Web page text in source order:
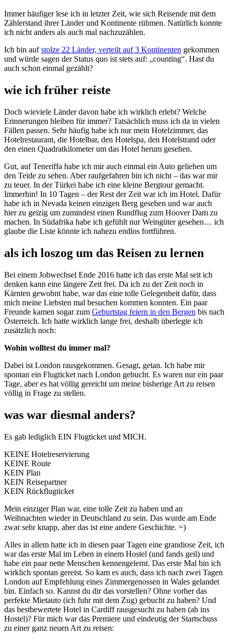
Immer häufiger lese ich in letzter Zeit, wie sich Reisende mit dem
Zählerstand ihrer Länder und Kontinente rühmen. Natürlich konnte
ich nicht anders als auch mal nachzuzählen.
Ich bin aufstolze 22 Länder, verteilt auf 3 Kontinenten gekommen
und würde sagen der Status quo ist stets auf: „counting“. Hast du
auch schon einmal gezählt?
wie ich früher reiste
Doch wieviele Länder davon habe ich wirklich erlebt? Welche
Erinnerungen bleiben für immer? Tatsächlich muss ich da in vielen
Fällen passen. Sehr häufig habe ich nur mein Hotelzimmer, das
Hotelrestaurant, die Hotelbar, den Hotelspa, den Hotelstrand oder
den einen Quadratkilometer um das Hotel herum gesehen.
Gut, auf Teneriffa habe ich mir auch einmal ein Auto geliehen um
den Teide zu sehen. Aber raufgefahren bin ich nicht – das war mir
zu teuer. In der Türkei habe ich eine kleine Bergtour gemacht.
Immerhin! In 10 Tagen – der Rest der Zeit war ich im Hotel. Dafür
habe ich in Nevada keinen einzigen Berg gesehen und war auch
hier zu geizig um zumindest einen Rundflug zum Hoover Dam zu
machen. In Südafrika habe ich gefühlt nur Weingüter gesehen… ich
glaube die Liste könnte ich nahezu endlos fortführen.
als ich loszog um das Reisen zu lernen
Bei einem Jobwechsel Ende 2016 hatte ich das erste Mal seit ich
denken kann eine längere Zeit frei. Da ich zu der Zeit noch in
Kärnten gewohnt habe, war das eine tolle Gelegenheit dafür, dass
mich meine Liebsten mal besuchen kommen konnten. Ein paar
Freunde kamen sogar zum Geburtstag feiern in den Bergen bis nach
Österreich. Ich hatte wirklich lange frei, deshalb überlegte ich
zusätzlich noch:
Wohin wolltest du immer mal?
Dabei ist London rausgekommen. Gesagt, getan. Ich habe mir
spontan ein Flugticket nach London gebucht. Es waren nur ein paar
Tage, aber es hat völlig gereicht um meine bisherige Art zu reisen
völlig in Frage zu stellen.
was war diesmal anders?
Es gab lediglich EIN Flugticket und MICH.
KEINE Hotelreservierung
KEINE Route
KEIN Plan
KEIN Reisepartner
KEIN Rückflugticket
Mein einziger Plan war, eine tolle Zeit zu haben und an
Weihnachten wieder in Deutschland zu sein. Das wurde am Ende
zwar sehr knapp, aber das ist eine andere Geschichte. =)
Alles in allem hatte ich in diesen paar Tagen eine grandiose Zeit, ich
war das erste Mal im Leben in einem Hostel (und fands geil) und
habe ein paar nette Menschen kennengelernt. Das erste Mal bin ich
wirklich spontan gereist. So kam es auch, dass ich nach zwei Tagen
London auf Empfehlung eines Zimmergenossen in Wales gelandet
bin. Einfach so. Kannst du dir das vorstellen? Ohne vorher das
perfekte Mietauto (ich fuhr mit dem Zug) gebucht zu haben? Und
das bestbewertete Hotel in Cardiff rausgesucht zu haben (ab ins
Hostel)? Für mich war das Premiere und eindeutig der Startschuss
zu einer ganz neuen Art zu reisen: